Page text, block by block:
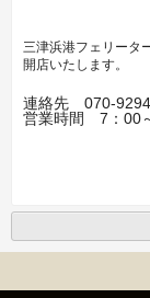
三津浜港フェリータ
開店いたします。
連絡先 070-
営業時間 7：00